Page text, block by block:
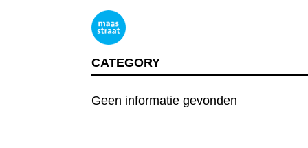
CATEGORY
Geen informatie gevonden